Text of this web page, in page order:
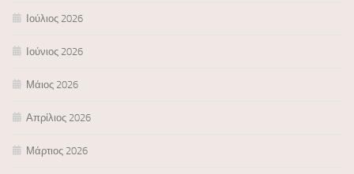
Ιούλιος 2026
Ιούνιος 2026
Μάιος 2026
Απρίλιος 2026
Μάρτιος 2026